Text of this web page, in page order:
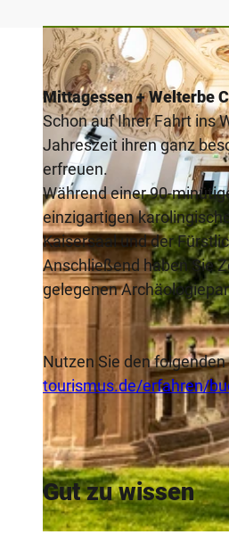
© Teutoburger Wald Tourismus, D. Ketz |CC-BY-SA
Mittagessen + Welterbe
Schon auf Ihrer Fahrt ins
Jahreszeit ihren ganz
erfreuen.
Während einer 90-
einzigartigen
Kaisersaal und der
Anschließend haben Sie
gelegenen
Nutzen Sie den
tourismus.de/erfahren/
Gut zu wissen